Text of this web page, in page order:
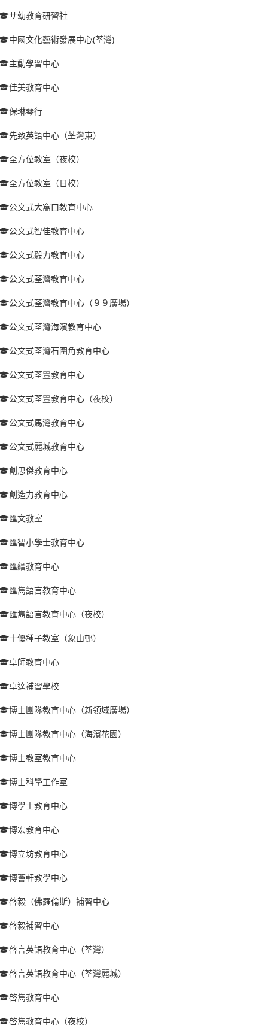
サ幼教育研習社
中國文化藝術發展中心(荃灣)
主動學習中心
佳美教育中心
保琳琴行
先致英語中心（荃灣東）
全方位教室（夜校）
全方位教室（日校）
公文式大窩口教育中心
公文式智佳教育中心
公文式毅力教育中心
公文式荃灣教育中心
公文式荃灣教育中心（９９廣場）
公文式荃灣海濱教育中心
公文式荃灣石圍角教育中心
公文式荃豐教育中心
公文式荃豐教育中心（夜校）
公文式馬灣教育中心
公文式麗城教育中心
創思傑教育中心
創造力教育中心
匯文教室
匯智小學士教育中心
匯縉教育中心
匯雋語言教育中心
匯雋語言教育中心（夜校）
十優種子教室（象山邨）
卓師教育中心
卓達補習學校
博士團隊教育中心（新領域廣場）
博士團隊教育中心（海濱花園）
博士教室教育中心
博士科學工作室
博學士教育中心
博宏教育中心
博立坊教育中心
博薈軒教學中心
啓毅（佛羅倫斯）補習中心
啓毅補習中心
啓言英語教育中心（荃灣）
啓言英語教育中心（荃灣麗城）
啓雋教育中心
啓雋教育中心（夜校）